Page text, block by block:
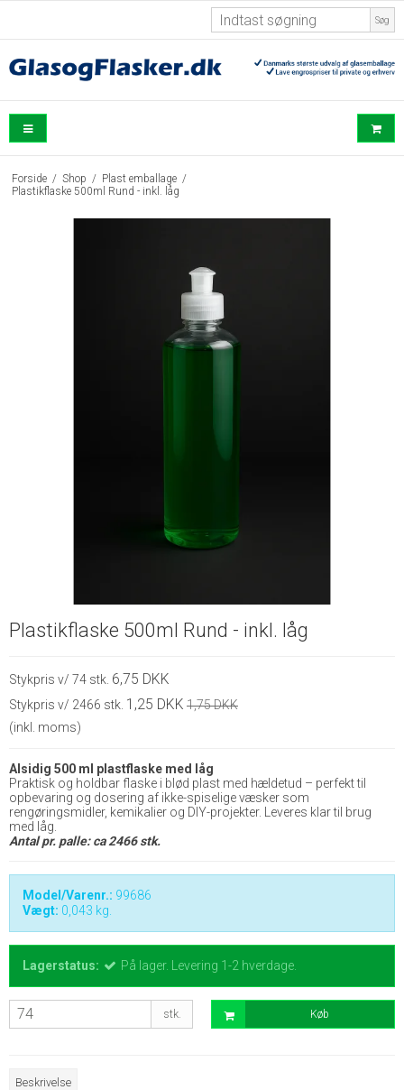
Søg
Forside / Shop / Plast emballage /
Plastikflaske 500ml Rund - inkl. låg
Plastikflaske 500ml Rund - inkl. låg
Stykpris v/ 74 stk. 6,75 DKK
Stykpris v/ 2466 stk. 1,25 DKK 1,75 DKK
(inkl. moms)
Alsidig 500 ml plastflaske med låg
Praktisk og holdbar flaske i blød plast med hældetud – perfekt til
opbevaring og dosering af ikke-spiselige væsker som
rengøringsmidler, kemikalier og DIY-projekter. Leveres klar til brug
med låg.
Antal pr. palle: ca 2466 stk.
Model/Varenr.: 99686
Vægt: 0,043 kg.
Lagerstatus: På lager. Levering 1-2 hverdage.
stk. Køb
Beskrivelse